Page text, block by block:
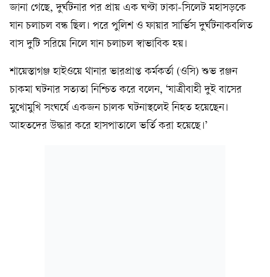
জানা গেছে, দুর্ঘটনার পর প্রায় এক ঘণ্টা ঢাকা-সিলেট মহাসড়কে
যান চলাচল বন্ধ ছিল। পরে পুলিশ ও ফায়ার সার্ভিস দুর্ঘটনাকবলিত
বাস দুটি সরিয়ে নিলে যান চলাচল স্বাভাবিক হয়।
শায়েস্তাগঞ্জ হাইওয়ে থানার ভারপ্রাপ্ত কর্মকর্তা (ওসি) শুভ রঞ্জন
চাকমা ঘটনার সত্যতা নিশ্চিত করে বলেন, ‘যাত্রীবাহী দুই বাসের
মুখোমুখি সংঘর্ষে একজন চালক ঘটনাস্থলেই নিহত হয়েছেন।
আহতদের উদ্ধার করে হাসপাতালে ভর্তি করা হয়েছে।’